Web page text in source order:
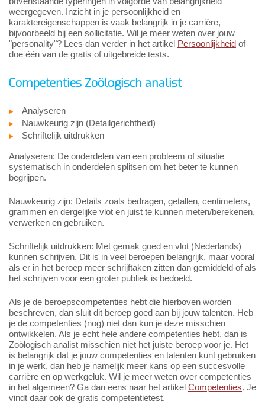
weergegeven. Inzicht in je persoonlijkheid en
karaktereigenschappen is vaak belangrijk in je carrière,
bijvoorbeeld bij een sollicitatie. Wil je meer weten over jouw
"personality"? Lees dan verder in het artikel Persoonlijkheid of
doe één van de gratis of uitgebreide tests.
Competenties Zoölogisch analist
Analyseren
Nauwkeurig zijn (Detailgerichtheid)
Schriftelijk uitdrukken
Analyseren: De onderdelen van een probleem of situatie
systematisch in onderdelen splitsen om het beter te kunnen
begrijpen.
Nauwkeurig zijn: Details zoals bedragen, getallen, centimeters,
grammen en dergelijke vlot en juist te kunnen meten/berekenen,
verwerken en gebruiken.
Schriftelijk uitdrukken: Met gemak goed en vlot (Nederlands)
kunnen schrijven. Dit is in veel beroepen belangrijk, maar vooral
als er in het beroep meer schrijftaken zitten dan gemiddeld of als
het schrijven voor een groter publiek is bedoeld.
Als je de beroepscompetenties hebt die hierboven worden
beschreven, dan sluit dit beroep goed aan bij jouw talenten. Heb
je de competenties (nog) niet dan kun je deze misschien
ontwikkelen. Als je echt hele andere competenties hebt, dan is
Zoölogisch analist misschien niet het juiste beroep voor je. Het
is belangrijk dat je jouw competenties en talenten kunt gebruiken
in je werk, dan heb je namelijk meer kans op een succesvolle
carrière en op werkgeluk. Wil je meer weten over competenties
in het algemeen? Ga dan eens naar het artikel Competenties. Je
vindt daar ook de gratis competentietest.